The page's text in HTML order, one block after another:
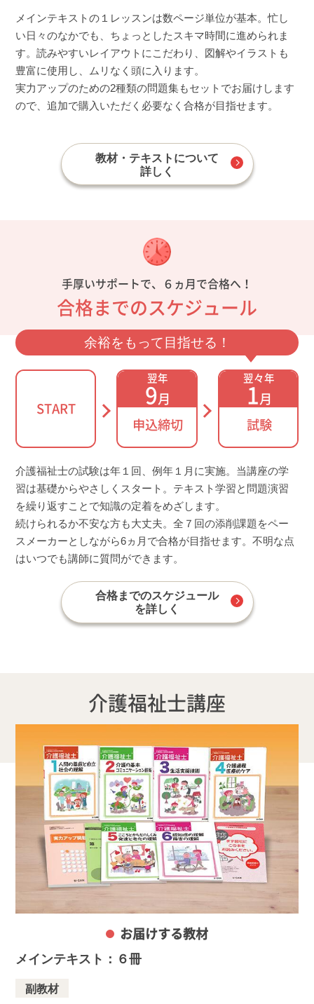
メインテキストの１レッスンは数ページ単位が基本。忙し
い日々のなかでも、ちょっとしたスキマ時間に進められま
す。読みやすいレイアウトにこだわり、図解やイラストも
豊富に使用し、ムリなく頭に入ります。
実力アップのための2種類の問題集もセットでお届けします
ので、追加で購入いただく必要なく合格が目指せます。
教材・テキストについて
詳しく
手厚いサポートで、６ヵ月で合格へ！
合格までのスケジュール
余裕をもって目指せる！
START
翌年
9月
申込締切
翌々年
1月
試験
介護福祉士の試験は年１回、例年１月に実施。当講座の学
習は基礎からやさしくスタート。テキスト学習と問題演習
を繰り返すことで知識の定着をめざします。
続けられるか不安な方も大丈夫。全７回の添削課題をペー
スメーカーとしながら6ヵ月で合格が目指せます。不明な点
はいつでも講師に質問ができます。
合格までのスケジュール
を詳しく
介護福祉士講座
お届けする教材
メインテキスト：６冊
副教材